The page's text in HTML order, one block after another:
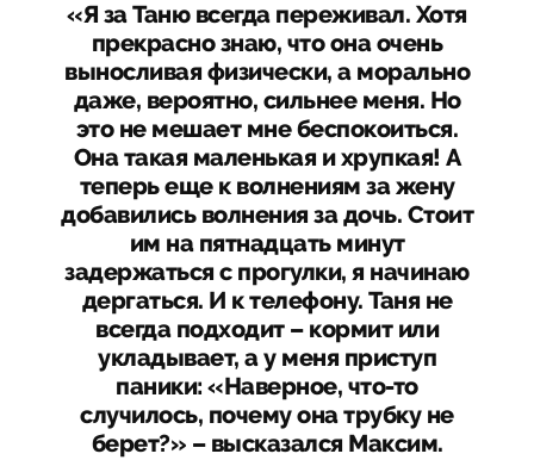
«Я за Таню всегда переживал. Хотя
прекрасно знаю, что она очень
выносливая физически, а морально
даже, вероятно, сильнее меня. Но
это не мешает мне беспокоиться.
Она такая маленькая и хрупкая! А
теперь еще к волнениям за жену
добавились волнения за дочь. Стоит
им на пятнадцать минут
задержаться с прогулки, я начинаю
дергаться. И к телефону. Таня не
всегда подходит – кормит или
укладывает, а у меня приступ
паники: «Наверное, что-то
случилось, почему она трубку не
берет?» – высказался Максим.